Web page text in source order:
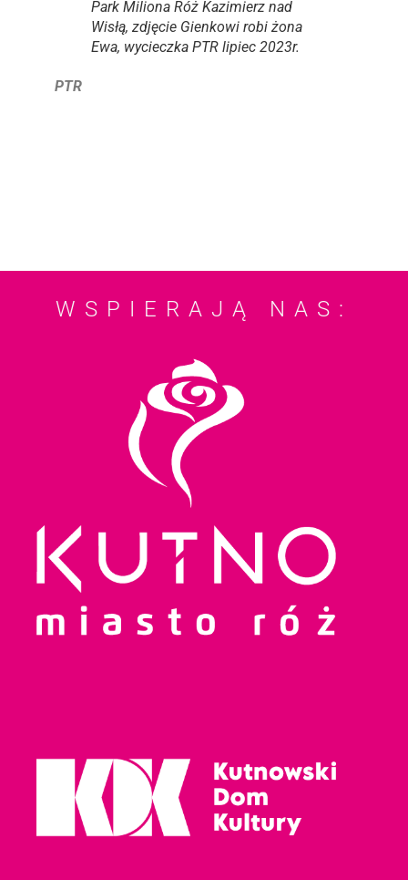
Park Miliona Róż Kazimierz nad
Wisłą, zdjęcie Gienkowi robi żona
Ewa, wycieczka PTR lipiec 2023r.
PTR
WSPIERAJĄ NAS: